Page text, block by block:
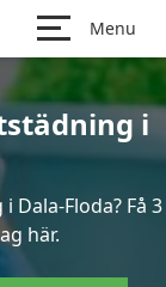
Menu
i
Floda? Få 3
här.